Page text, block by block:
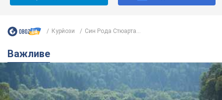
Курйози Син Рода Стюарта...
Важливе